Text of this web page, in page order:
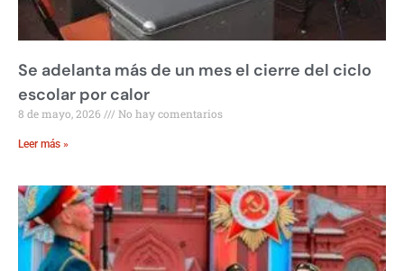
Se adelanta más de un mes el cierre del ciclo
escolar por calor
8 de mayo, 2026 No hay comentarios
Leer más »